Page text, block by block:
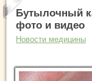
Бутылочный
фото и видео
Новости медицины